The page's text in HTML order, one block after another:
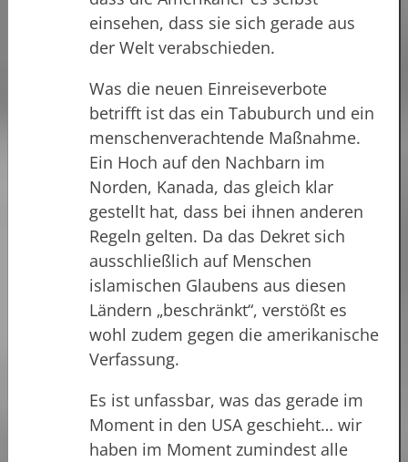
einsehen, dass sie sich gerade aus
der Welt verabschieden.
Was die neuen Einreiseverbote
betrifft ist das ein Tabuburch und ein
menschenverachtende Maßnahme.
Ein Hoch auf den Nachbarn im
Norden, Kanada, das gleich klar
gestellt hat, dass bei ihnen anderen
Regeln gelten. Da das Dekret sich
ausschließlich auf Menschen
islamischen Glaubens aus diesen
Ländern „beschränkt“, verstößt es
wohl zudem gegen die amerikanische
Verfassung.
Es ist unfassbar, was das gerade im
Moment in den USA geschieht… wir
haben im Moment zumindest alle